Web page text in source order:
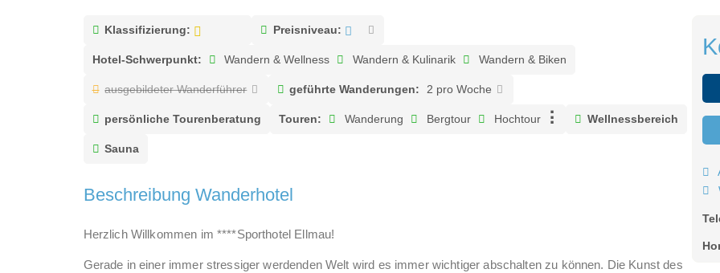
Klassifizierung: Preisniveau:
Hotel-Schwerpunkt: Wandern & Wellness Wandern & Kulinarik Wandern & Biken
ausgebildeter Wanderführer geführte Wanderungen: 2 pro Woche
persönliche Tourenberatung Touren: Wanderung Bergtour Hochtour Wellnessbereich
Sauna
Beschreibung Wanderhotel
Herzlich Willkommen im ****Sporthotel Ellmau!
Gerade in einer immer stressiger werdenden Welt wird es immer wichtiger abschalten zu können. Die Kunst des